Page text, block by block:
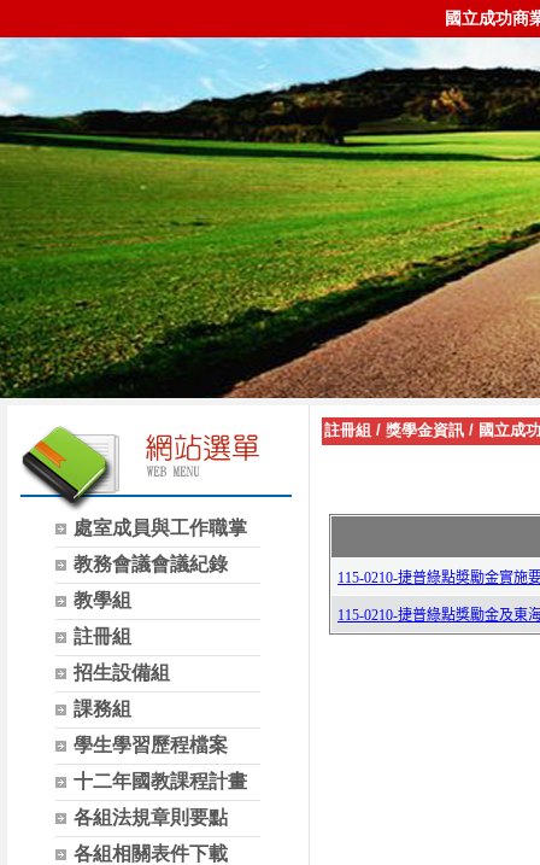
國立成功商
處室成員與工作職掌
教務會議會議紀錄
教學組
註冊組
招生設備組
課務組
學生學習歷程檔案
十二年國教課程計畫
各組法規章則要點
各組相關表件下載
註冊組 / 獎學金資訊 / 國立成